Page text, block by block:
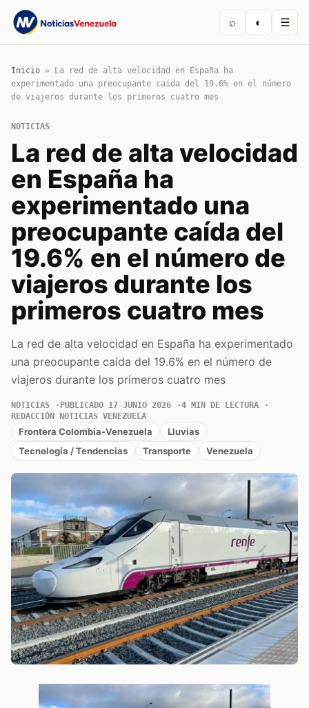
⌕ ◐ ☰
Inicio »
La red de alta velocidad en España ha
experimentado una preocupante caída del 19.6% en el número
de viajeros durante los primeros cuatro mes
NOTICIAS
La red de alta velocidad
en España ha
experimentado una
preocupante caída del
19.6% en el número de
viajeros durante los
primeros cuatro mes
La red de alta velocidad en España ha experimentado
una preocupante caída del 19.6% en el número de
viajeros durante los primeros cuatro mes
NOTICIAS PUBLICADO 17 JUNIO 2026
4 MIN DE LECTURA
REDACCIÓN NOTICIAS VENEZUELA
Frontera Colombia-Venezuela
Lluvias
Tecnología / Tendencias
Transporte Venezuela